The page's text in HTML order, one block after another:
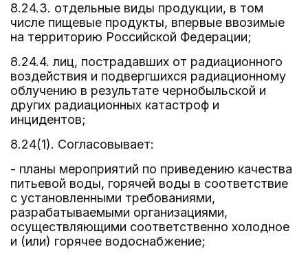
8.24.3. отдельные виды продукции, в том
числе пищевые продукты, впервые ввозимые
на территорию Российской Федерации;
8.24.4. лиц, пострадавших от радиационного
воздействия и подвергшихся радиационному
облучению в результате чернобыльской и
других радиационных катастроф и
инцидентов;
8.24(1). Согласовывает:
- планы мероприятий по приведению качества
питьевой воды, горячей воды в соответствие
с установленными требованиями,
разрабатываемыми организациями,
осуществляющими соответственно холодное
и (или) горячее водоснабжение;